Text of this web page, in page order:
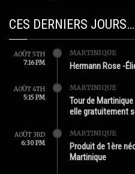
CES DERNIERS JOURS…
AOÛT 5TH
7:16 PM
MARTINIQUE
Hermann Rose -
AOÛT 4TH
5:15 PM
MARTINIQUE
Tour de
elle gratuitement
AOÛT 3RD
6:30 PM
MARTINIQUE
Produit de 1ère
Martinique